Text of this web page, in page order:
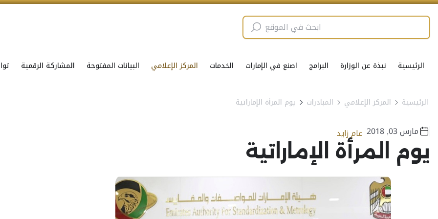
الرئيسية نبذة عن الوزارة البرامج اصنع في الإمارات الخدمات المركز الإعلامي البيانات المفتوحة المشاركة الرقمية
الرئيسية المركز الإعلامي المبادرات يوم المرأة الإماراتية
مارس 03, 2018 عام زايد
يوم المرأة الإماراتية